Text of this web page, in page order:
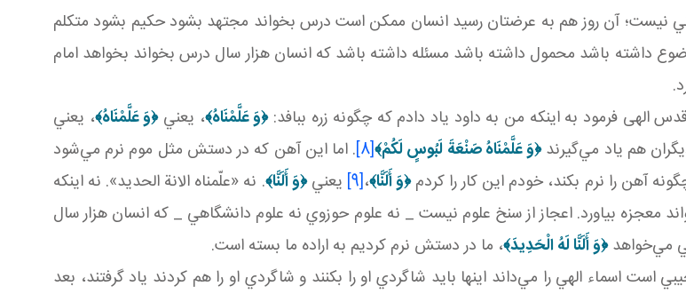
آن روز هم به عرضتان رسيد انسان ممکن است درس بخواند مجتهد بشود حکيم بشود متکلم
داشته باشد محمول داشته باشد مسئله داشته باشد که انسان هزار سال درس بخواند بخواهد امام
فرمود به اينکه من به داود ياد دادم که چگونه زره ببافد:﴿وَ عَلَّمْنَاهُ﴾، يعني﴿وَ عَلَّمْنَاهُ﴾، يعني
هم ياد مي‌گيرند﴿وَ عَلَّمْنَاهُ صَنْعَةَ لَبُوسٍ لَكُمْ﴾[8] . اما اين آهن که در دستش مثل موم نرم مي‌شود
آهن را نرم بکند، خودم اين کار را کردم﴿وَ أَلَنَّا﴾،[9] يعني﴿وَ أَلَنَّا﴾. نه «علّمناه الانة الحديد». نه اينکه
بياورد. اعجاز از سنخ علوم نيست _ نه علوم حوزوي نه علوم دانشگاهي _ که انسان هزار سال
مي‌خواهد﴿وَ أَلَنَّا لَهُ الْحَدِيدَ﴾، ما در دستش نرم کرديم به اراده ما بسته است.
اسماء الهي را مي‌داند اينها بايد شاگردي او را بکنند و شاگردي او را هم کردند ياد گرفتند، بعد